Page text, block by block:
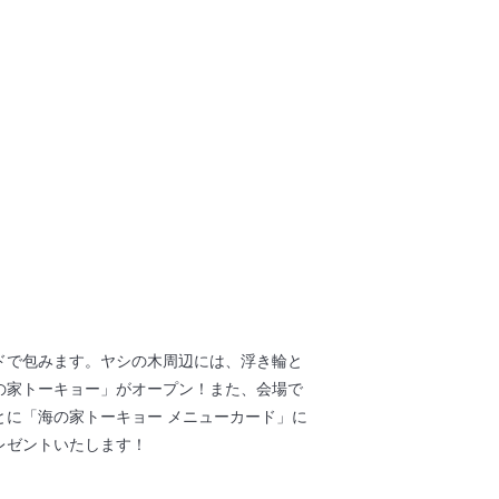
包みます。ヤシの木周辺には、浮き輪と
トーキョー」がオープン！また、会場で
「海の家トーキョー メニューカード」に
ントいたします！